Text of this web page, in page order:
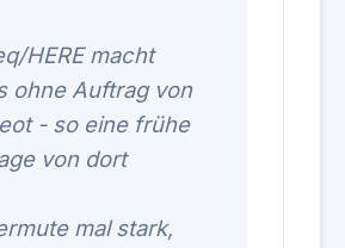
HERE macht
ohne Auftrag von
- so eine frühe
von dort
mal stark,